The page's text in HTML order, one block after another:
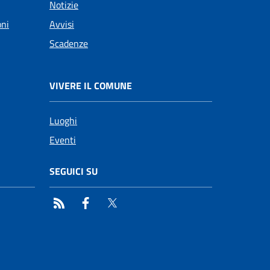
Notizie
Avvisi
Scadenze
VIVERE IL COMUNE
Luoghi
Eventi
SEGUICI SU
RSS Facebook